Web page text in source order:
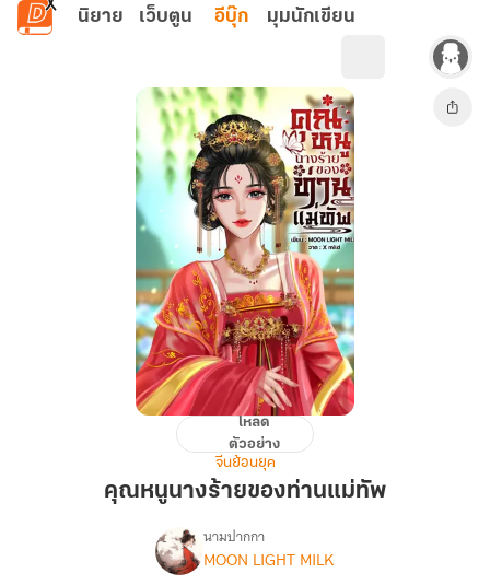
ข้ามไปยังเนื้อหาหลัก
นิยาย เว็บตูน อีบุ๊ก มุมนักเขียน
นาง
ร้าย
ของ
ท่าน
โหลด
ตัวอย่าง
จีนย้อนยุค
คุณหนูนางร้ายของท่านแม่ทัพ
เรื่อง
นามปากกา
MOON LIGHT MILK